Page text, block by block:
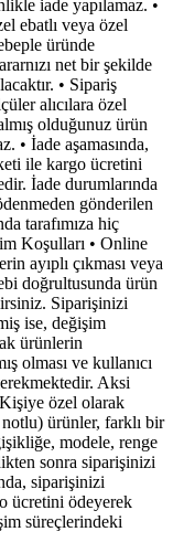
iade yapılamaz. •
ebatlı veya özel
üründe
net bir şekilde
• Sipariş
alıcılara özel
olduğunuz ürün
• İade aşamasında,
ile kargo ücretini
İade durumlarında
gönderilen
tarafımıza hiç
Koşulları • Online
ayıplı çıkması veya
doğrultusunda ürün
Siparişinizi
ise, değişim
ürünlerin
olması ve kullanıcı
Aksi
özel olarak
ürünler, farklı bir
modele, renge
sonra siparişinizi
siparişinizi
ücretini ödeyerek
süreçlerindeki